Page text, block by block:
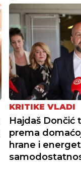
KRITIKE VLADI
Hajdaš Dončić
prema
hrane i